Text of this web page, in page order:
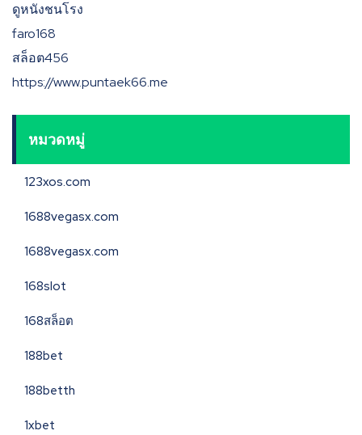
ดูหนังชนโรง
faro168
สล็อต456
https://www.puntaek66.me
หมวดหมู่
123xos.com
1688vegasx.com
1688vegasx.com
168slot
168สล็อต
188bet
188betth
1xbet